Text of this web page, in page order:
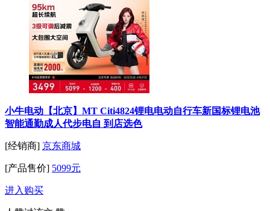
小牛电动【北京】MT Citi4824锂电电动自行车新国标锂电池
智能通勤成人代步电自 到店选色
[经销商] 京东商城
[产品售价] 5099元
进入购买